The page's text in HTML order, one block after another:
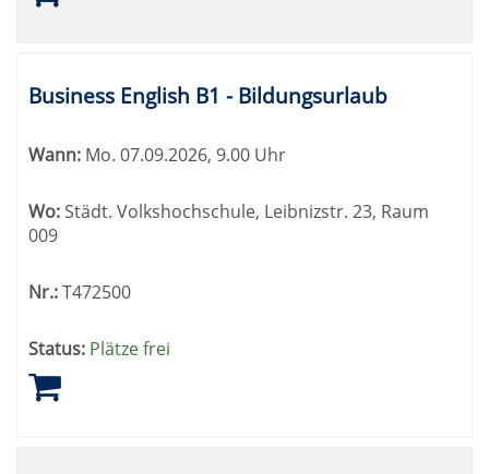
Business English B1 - Bildungsurlaub
Wann: Mo. 07.09.2026, 9.00 Uhr
Wo:Städt. Volkshochschule, Leibnizstr. 23, Raum
009
Nr.:T472500
Status: Plätze frei